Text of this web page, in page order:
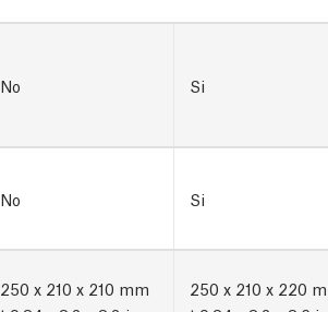
No Si
No Si
250 x 210 x 210 mm
250 x 210 x 220